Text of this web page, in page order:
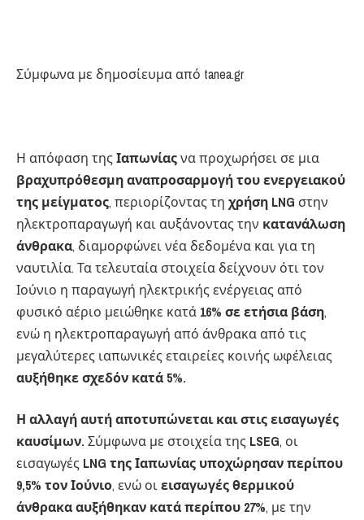
Σύμφωνα με δημοσίευμα από tanea.gr
Η απόφαση τηςΙαπωνίαςνα προχωρήσει σε μια
βραχυπρόθεσμη αναπροσαρμογή του ενεργειακού
της μείγματος, περιορίζοντας τη χρήση LNG στην
ηλεκτροπαραγωγή και αυξάνοντας την κατανάλωση
άνθρακα, διαμορφώνει νέα δεδομένα και για τη
ναυτιλία. Τα τελευταία στοιχεία δείχνουν ότι τον
Ιούνιο η παραγωγή ηλεκτρικής ενέργειας από
φυσικό αέριο μειώθηκε κατά 16% σε ετήσια βάση,
ενώ η ηλεκτροπαραγωγή από άνθρακα από τις
μεγαλύτερες ιαπωνικές εταιρείες κοινής ωφέλειας
αυξήθηκε σχεδόν κατά 5%.
Η αλλαγή αυτή αποτυπώνεται και στις εισαγωγές
καυσίμων. Σύμφωνα με στοιχεία της LSEG, οι
εισαγωγές LNG της Ιαπωνίας υποχώρησαν περίπου
9,5% τον Ιούνιο, ενώ οιεισαγωγές θερμικού
άνθρακα αυξήθηκαν κατά περίπου 27%, με την